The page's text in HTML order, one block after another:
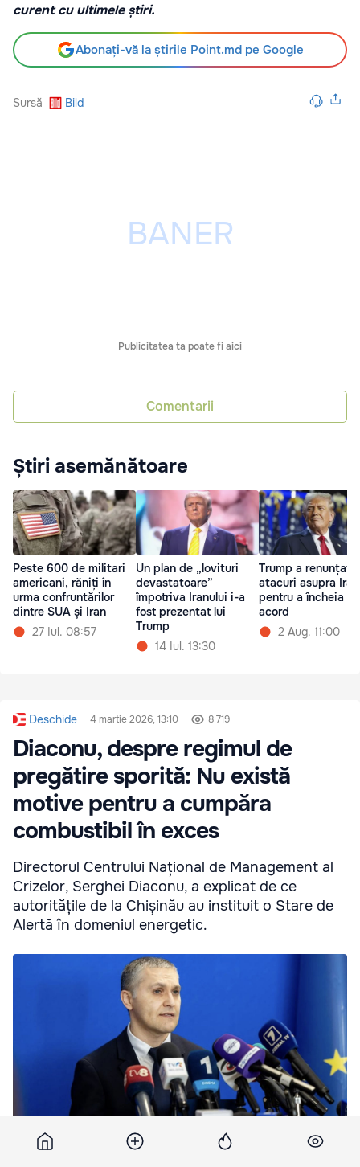
curent cu ultimele știri.
Abonați-vă la știrile Point.md pe Google
Sursă Bild
Publicitatea ta poate fi aici
Comentarii
Știri asemănătoare
Peste 600 de militari
americani, răniți în
urma confruntărilor
dintre SUA și Iran
27 Iul. 08:57
Un plan de „lovituri
devastatoare”
împotriva Iranului i-a
fost prezentat lui
Trump
14 Iul. 13:30
Trump a renunțat
atacuri asupra
pentru a încheia un
acord
2 Aug. 11:00
Deschide 4 martie 2026, 13:10 8 719
Diaconu, despre regimul de
pregătire sporită: Nu există
motive pentru a cumpăra
combustibil în exces
Directorul Centrului Național de Management al
Crizelor, Serghei Diaconu, a explicat de ce
autoritățile de la Chișinău au instituit o Stare de
Alertă în domeniul energetic.
Diacon, despre regimul de urgență introdus: Nu există motive să
se cumpere combustibil în exces.